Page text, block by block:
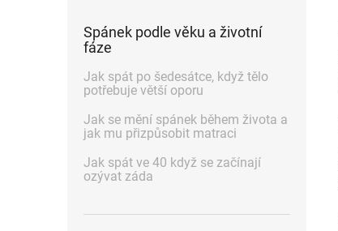
Spánek podle věku a životní
fáze
Jak spát po šedesátce, když tělo
potřebuje větší oporu
Jak se mění spánek během života a
jak mu přizpůsobit matraci
Jak spát ve 40 když se začínají
ozývat záda